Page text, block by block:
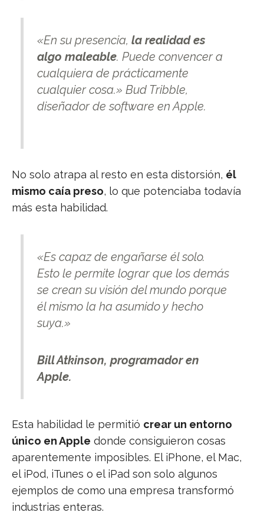
«En su presencia,la realidad es
algo maleable. Puede convencer a
cualquiera de prácticamente
cualquier cosa.»Bud Tribble,
diseñador de software en Apple.
No solo atrapa al resto en esta distorsión, él
mismo caía preso, lo que potenciaba todavía
más esta habilidad.
«Es capaz de engañarse él solo.
Esto le permite lograr que los demás
se crean su visión del mundo porque
él mismo la ha asumido y hecho
suya.»
Bill Atkinson, programador en
Apple.
Esta habilidad le permitió crear un entorno
único en Apple donde consiguieron cosas
aparentemente imposibles. El iPhone, el Mac,
el iPod, iTunes o el iPad son solo algunos
ejemplos de como una empresa transformó
industrias enteras.